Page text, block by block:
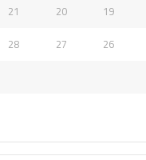
19
20
21
26
27
28